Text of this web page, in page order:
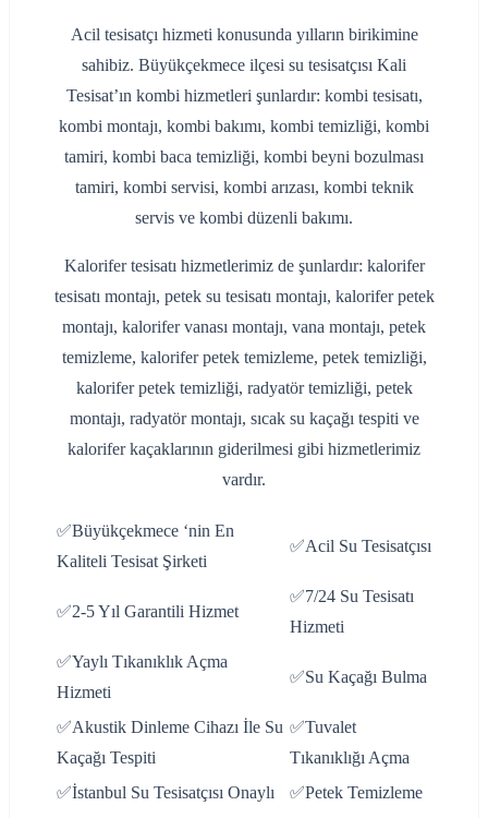
Acil tesisatçı hizmeti konusunda yılların birikimine
sahibiz. Büyükçekmece ilçesi su tesisatçısı Kali
Tesisat’ın kombi hizmetleri şunlardır: kombi tesisatı,
kombi montajı, kombi bakımı, kombi temizliği, kombi
tamiri, kombi baca temizliği, kombi beyni bozulması
tamiri, kombi servisi, kombi arızası, kombi teknik
servis ve kombi düzenli bakımı.
Kalorifer tesisatı hizmetlerimiz de şunlardır: kalorifer
tesisatı montajı, petek su tesisatı montajı, kalorifer petek
montajı, kalorifer vanası montajı, vana montajı, petek
temizleme, kalorifer petek temizleme, petek temizliği,
kalorifer petek temizliği, radyatör temizliği, petek
montajı, radyatör montajı, sıcak su kaçağı tespiti ve
kalorifer kaçaklarının giderilmesi gibi hizmetlerimiz
vardır.
✅Büyükçekmece ‘nin En
Kaliteli Tesisat Şirketi
✅Acil Su Tesisatçısı
✅2-5 Yıl Garantili Hizmet
✅7/24 Su Tesisatı
Hizmeti
✅Yaylı Tıkanıklık Açma
Hizmeti
✅Su Kaçağı Bulma
✅Akustik Dinleme Cihazı İle Su
Kaçağı Tespiti
✅Tuvalet
Tıkanıklığı Açma
✅İstanbul Su Tesisatçısı Onaylı
✅Petek Temizleme